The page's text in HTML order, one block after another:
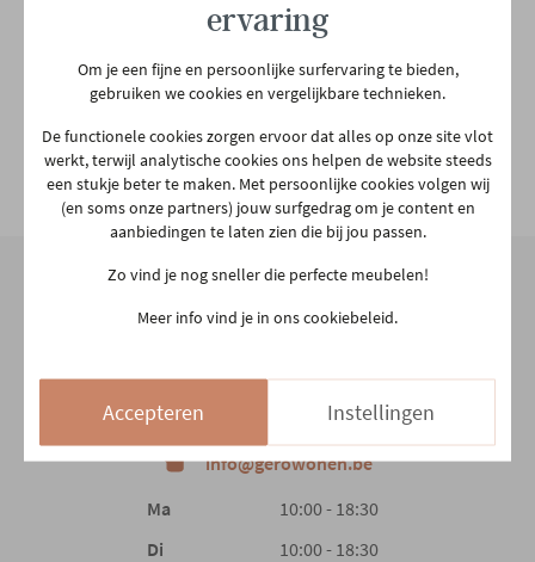
€ 10,90
In voorraad
Onze winkel
Aarschotsesteenweg 151
info@gerowonen.be
Ma
10:00 - 18:30
Di
10:00 - 18:30
ervaring
Om je een fijne en persoonlijke surfervaring te bieden,
gebruiken we cookies en vergelijkbare technieken.
De functionele cookies zorgen ervoor dat alles op onze site vlot
werkt, terwijl analytische cookies ons helpen de website steeds
een stukje beter te maken. Met persoonlijke cookies volgen wij
(en soms onze partners) jouw surfgedrag om je content en
aanbiedingen te laten zien die bij jou passen.
Zo vind je nog sneller die perfecte meubelen!
Meer info vind je in ons cookiebeleid.
Accepteren Instellingen